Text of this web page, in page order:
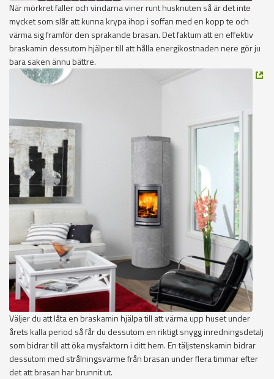
När mörkret faller och vindarna viner runt husknuten så är det inte
mycket som slår att kunna krypa ihop i soffan med en kopp te och
värma sig framför den sprakande brasan. Det faktum att en effektiv
braskamin dessutom hjälper till att hålla energikostnaden nere gör ju
bara saken ännu bättre.
Väljer du att låta en braskamin hjälpa till att värma upp huset under
årets kalla period så får du dessutom en riktigt snygg inredningsdetalj
som bidrar till att öka mysfaktorn i ditt hem. En täljstenskamin bidrar
dessutom med strålningsvärme från brasan under flera timmar efter
det att brasan har brunnit ut.